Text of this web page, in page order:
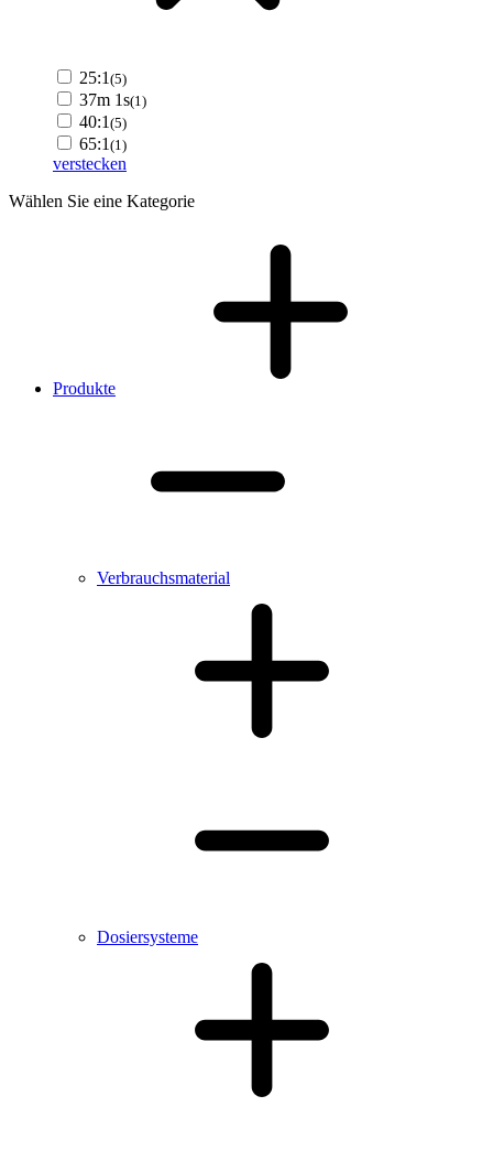
25:1 (5)
37m 1s(1)
40:1 (5)
65:1 (1)
verstecken
Wählen Sie eine Kategorie
Produkte
Verbrauchsmaterial
Dosiersysteme